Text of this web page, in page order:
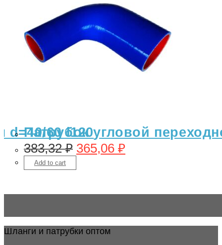
d=40/60 l120
Патрубок угловой
383,32₽ 365,06 ₽
Add to cart
Шланги и патрубки оптом